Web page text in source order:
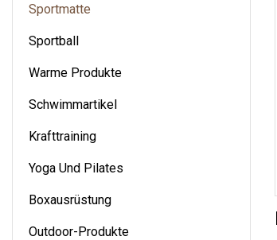
Sportmatte
Sportball
Warme Produkte
Schwimmartikel
Krafttraining
Yoga Und Pilates
Boxausrüstung
Outdoor-Produkte